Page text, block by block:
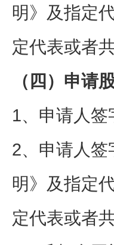
明》及指定
定代表或者
（四）申请
1、申请人
2、申请人
明》及指定
定代表或者